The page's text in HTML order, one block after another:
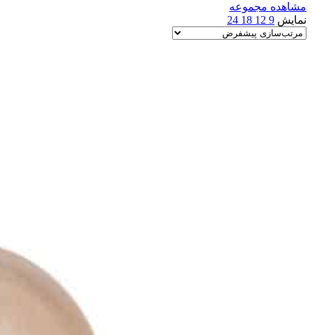
مشاهده مجموعه
نمایش 9
12
18
24